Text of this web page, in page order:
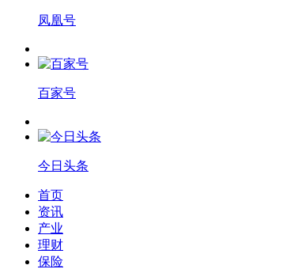
凤凰号
百家号
今日头条
首页
资讯
产业
理财
保险